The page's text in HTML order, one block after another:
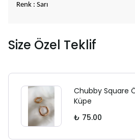
Renk : Sarı
Size Özel Teklif
Chubby Square
Küpe
₺ 75.00